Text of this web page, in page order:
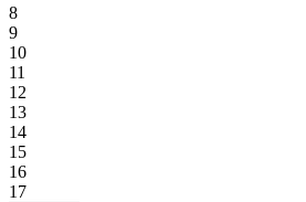
8
9
10
11
12
13
14
15
16
17